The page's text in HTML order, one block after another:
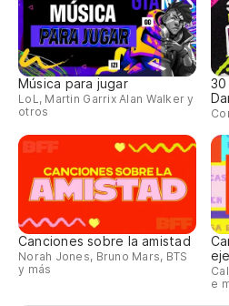
Música para jugar
LoL, Martin Garrix Alan Walker y
otros
Canciones sobre la amistad
Norah Jones, Bruno Mars, BTS
y más
e